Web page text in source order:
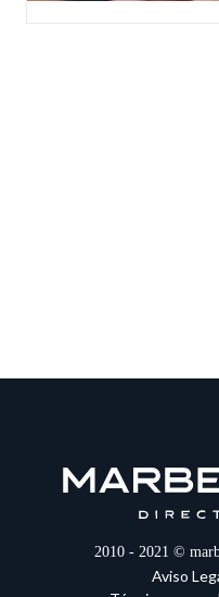
2010 - 2021 ©
Aviso